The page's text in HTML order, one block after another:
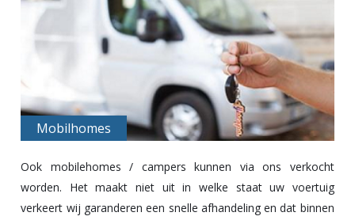
Mobilhomes
Ook mobilehomes / campers kunnen via ons verkocht
worden. Het maakt niet uit in welke staat uw voertuig
verkeert wij garanderen een snelle afhandeling en dat binnen